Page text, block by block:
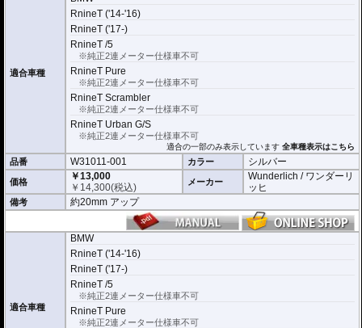
適合車種
RnineT ('14-'16)
RnineT ('17-)
RnineT /5
※純正2連メーター仕様車不可
RnineT Pure
※純正2連メーター仕様車不可
RnineT Scrambler
※純正2連メーター仕様車不可
RnineT Urban G/S
※純正2連メーター仕様車不可
適合の一部のみ表示しています全車種表示はこちら
品番 W31011-001 カラー シルバー
価格
￥13,000
￥ 14,300(税込) メーカー
Wunderlich / ワンダーリ
ッヒ
備考 約20mm アップ
適合車種
BMW
RnineT ('14-'16)
RnineT ('17-)
RnineT /5
※純正2連メーター仕様車不可
RnineT Pure
※純正2連メーター仕様車不可